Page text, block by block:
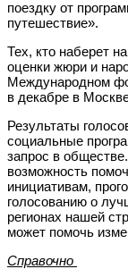
поездку от
путешествие».
Тех, кто наберет
оценки жюри и
Международном
в декабре в
Результаты
социальные
запрос в
возможность
инициативам,
голосованию о
регионах нашей
может помочь
Справочно